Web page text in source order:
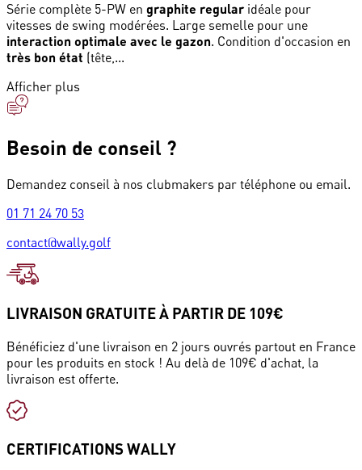
Série complète 5-PW en graphite regular idéale pour
vitesses de swing modérées. Large semelle pour une
interaction optimale avec le gazon. Condition d'occasion en
très bon état (tête,...
Afficher plus
Besoin de conseil ?
Demandez conseil à nos clubmakers par téléphone ou email.
01 71 24 70 53
contact@wally.golf
LIVRAISON GRATUITE À PARTIR DE 109€
Bénéficiez d'une livraison en 2 jours ouvrés partout en France
pour les produits en stock ! Au delà de 109€ d'achat, la
livraison est offerte.
CERTIFICATIONS WALLY